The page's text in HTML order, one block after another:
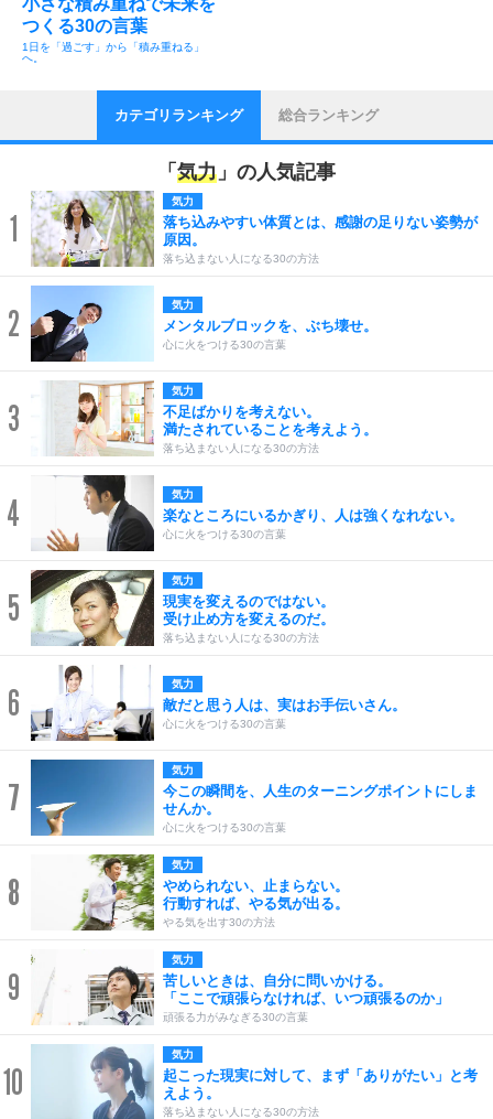
小さな積み重ねで未来を
つくる30の言葉
1日を「過ごす」から「積み重ねる」
へ。
カテゴリランキング 総合ランキング
「 気力 」の人気記事
1
気力
落ち込みやすい体質とは、感謝の足りない姿勢が
原因。
落ち込まない人になる30の方法
2 気力
メンタルブロックを、ぶち壊せ。
心に火をつける30の言葉
3
気力
不足ばかりを考えない。
満たされていることを考えよう。
落ち込まない人になる30の方法
4 気力
楽なところにいるかぎり、人は強くなれない。
心に火をつける30の言葉
5
気力
現実を変えるのではない。
受け止め方を変えるのだ。
落ち込まない人になる30の方法
6 気力
敵だと思う人は、実はお手伝いさん。
心に火をつける30の言葉
7
気力
今この瞬間を、人生のターニングポイントにしま
せんか。
心に火をつける30の言葉
8
気力
やめられない、止まらない。
行動すれば、やる気が出る。
やる気を出す30の方法
9
気力
苦しいときは、自分に問いかける。
「ここで頑張らなければ、いつ頑張るのか」
頑張る力がみなぎる30の言葉
10
気力
起こった現実に対して、まず「ありがたい」と考
えよう。
落ち込まない人になる30の方法